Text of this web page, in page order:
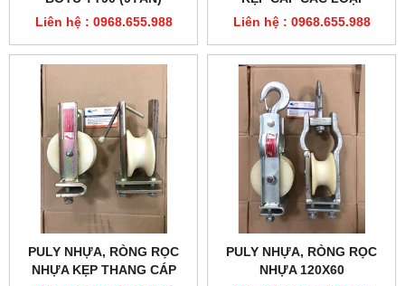
Liên hệ : 0968.655.988
Liên hệ : 0968.655.988
PULY NHỰA, RÒNG RỌC
NHỰA KẸP THANG CÁP
PULY NHỰA, RÒNG RỌC
NHỰA 120X60